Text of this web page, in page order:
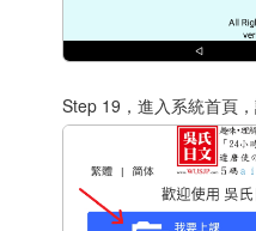
Step 19，進入系統首頁